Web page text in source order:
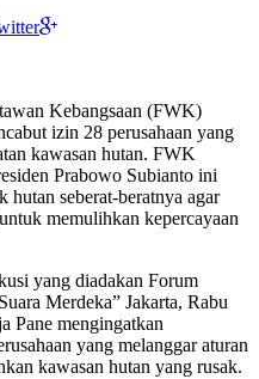
Kebangsaan (FWK)
izin 28 perusahaan yang
kawasan hutan. FWK
Prabowo Subianto ini
hutan seberat-beratnya agar
memulihkan kepercayaan
yang diadakan Forum
Merdeka” Jakarta, Rabu
Pane mengingatkan
yang melanggar aturan
kawasan hutan yang rusak.